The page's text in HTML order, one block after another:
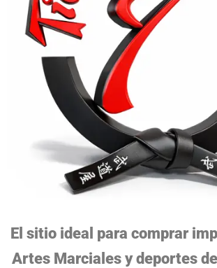
El sitio ideal para comprar
Artes Marciales y deportes